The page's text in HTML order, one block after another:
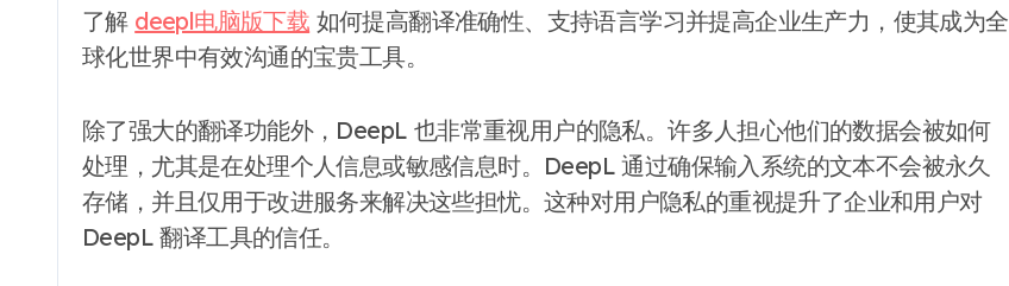
了解 deepl电脑版下载 如何提高翻译准确性、支持语言学习并提高企业生产力，使其成为全
球化世界中有效沟通的宝贵工具。
除了强大的翻译功能外，DeepL 也非常重视用户的隐私。许多人担心他们的数据会被如何
处理，尤其是在处理个人信息或敏感信息时。DeepL 通过确保输入系统的文本不会被永久
存储，并且仅用于改进服务来解决这些担忧。这种对用户隐私的重视提升了企业和用户对
DeepL 翻译工具的信任。